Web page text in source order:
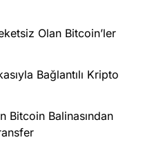
Olan Bitcoin’ler
Bağlantılı Kripto
Bitcoin Balinasından